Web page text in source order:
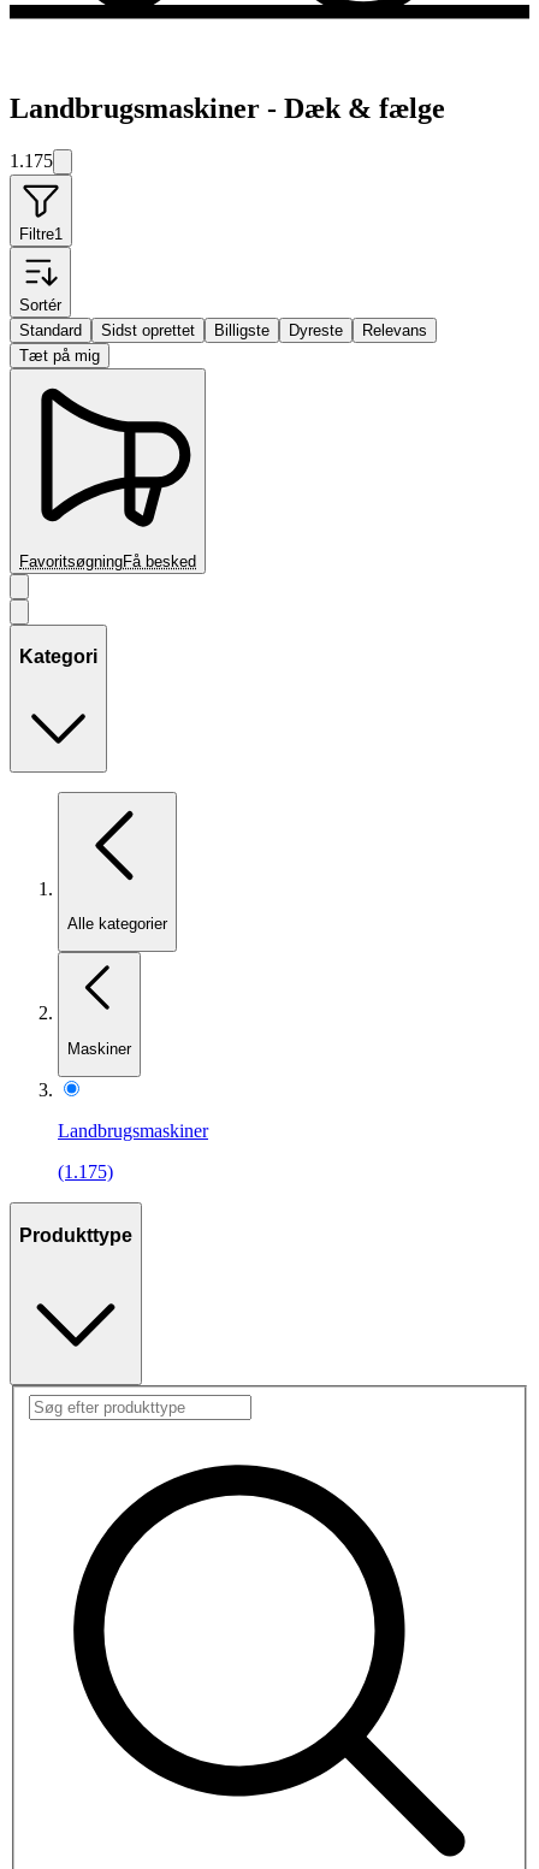
Landbrugsmaskiner - Dæk & fælge
1.175
Filtre1
Sortér
Standard
Sidst oprettet Billigste Dyreste
Relevans
Tæt på mig
FavoritsøgningFå besked
Kategori
Alle kategorier
Maskiner
Landbrugsmaskiner
(1.175)
Produkttype